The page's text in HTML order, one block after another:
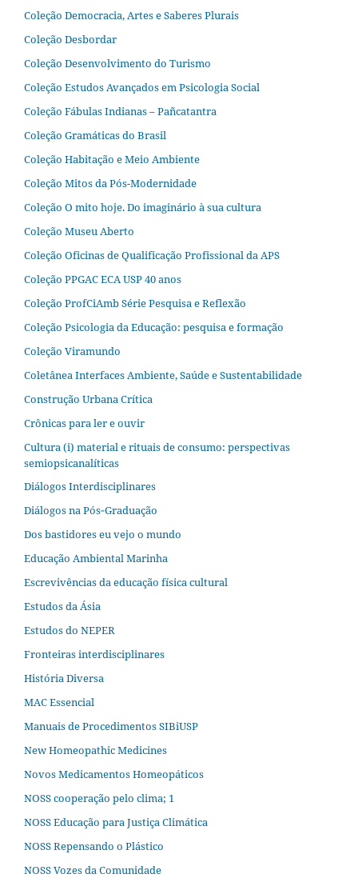
Coleção Democracia, Artes e Saberes Plurais
Coleção Desbordar
Coleção Desenvolvimento do Turismo
Coleção Estudos Avançados em Psicologia Social
Coleção Fábulas Indianas – Pañcatantra
Coleção Gramáticas do Brasil
Coleção Habitação e Meio Ambiente
Coleção Mitos da Pós-Modernidade
Coleção O mito hoje. Do imaginário à sua cultura
Coleção Museu Aberto
Coleção Oficinas de Qualificação Profissional da APS
Coleção PPGAC ECA USP 40 anos
Coleção ProfCiAmb Série Pesquisa e Reflexão
Coleção Psicologia da Educação: pesquisa e formação
Coleção Viramundo
Coletânea Interfaces Ambiente, Saúde e Sustentabilidade
Construção Urbana Crítica
Crônicas para ler e ouvir
Cultura (i) material e rituais de consumo: perspectivas
semiopsicanalíticas
Diálogos Interdisciplinares
Diálogos na Pós‐Graduação
Dos bastidores eu vejo o mundo
Educação Ambiental Marinha
Escrevivências da educação física cultural
Estudos da Ásia​
Estudos do NEPER
Fronteiras interdisciplinares
História Diversa
MAC Essencial
Manuais de Procedimentos SIBiUSP
New Homeopathic Medicines
Novos Medicamentos Homeopáticos
NOSS cooperação pelo clima; 1
NOSS Educação para Justiça Climática
NOSS Repensando o Plástico
NOSS Vozes da Comunidade